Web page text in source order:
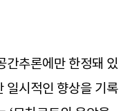
간추론에만 한정돼 있
일시적인 향상을 기록